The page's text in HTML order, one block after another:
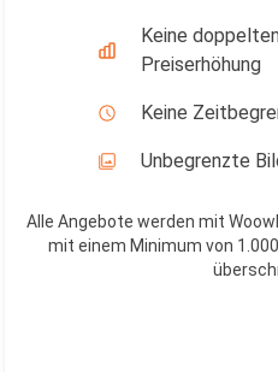
Keine
Preiserhöhung
Keine
Unbegrenzte
Alle Angebote werden mit
mit einem Minimum von